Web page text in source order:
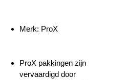
Merk: ProX
ProX pakkingen zijn
vervaardigd door